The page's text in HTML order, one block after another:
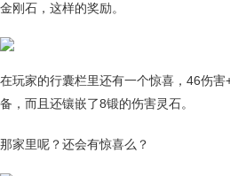
金刚石，这样的奖励。
在玩家的行囊栏里还有一个惊喜，46伤
备，而且还镶嵌了8锻的伤害灵石。
那家里呢？还会有惊喜么？